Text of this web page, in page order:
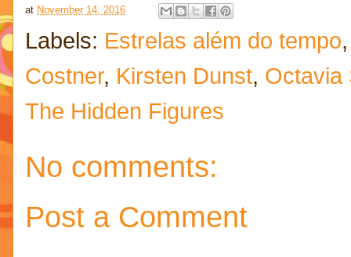
at November 14, 2016
Labels: Estrelas além do tempo
Costner, Kirsten Dunst, Octavia
The Hidden Figures
No comments:
Post a Comment